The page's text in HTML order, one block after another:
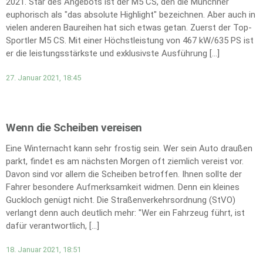
euphorisch als "das absolute Highlight" bezeichnen. Aber auch in
vielen anderen Baureihen hat sich etwas getan. Zuerst der Top-
Sportler M5 CS. Mit einer Höchstleistung von 467 kW/635 PS ist
er die leistungsstärkste und exklusivste Ausführung […]
27. Januar 2021, 18:45
Wenn die Scheiben vereisen
Eine Winternacht kann sehr frostig sein. Wer sein Auto draußen
parkt, findet es am nächsten Morgen oft ziemlich vereist vor.
Davon sind vor allem die Scheiben betroffen. Ihnen sollte der
Fahrer besondere Aufmerksamkeit widmen. Denn ein kleines
Guckloch genügt nicht. Die Straßenverkehrsordnung (StVO)
verlangt denn auch deutlich mehr: "Wer ein Fahrzeug führt, ist
dafür verantwortlich, […]
18. Januar 2021, 18:51